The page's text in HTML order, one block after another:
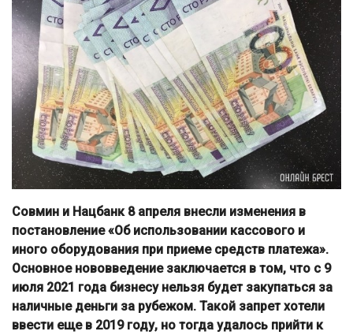
Совмин и Нацбанк 8 апреля внесли изменения в
постановление «Об использовании кассового и
иного оборудования при приеме средств платежа».
Основное нововведение заключается в том, что с 9
июля 2021 года бизнесу нельзя будет закупаться за
наличные деньги за рубежом. Такой запрет хотели
ввести еще в 2019 году, но тогда удалось прийти к